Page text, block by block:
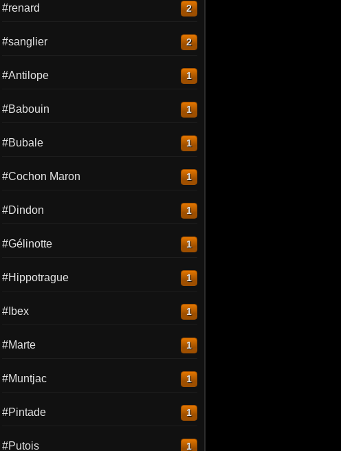
#renard 2
#sanglier 2
#Antilope 1
#Babouin 1
#Bubale 1
#Cochon Maron 1
#Dindon 1
#Gélinotte 1
#Hippotrague 1
#Ibex 1
#Marte 1
#Muntjac 1
#Pintade 1
#Putois 1